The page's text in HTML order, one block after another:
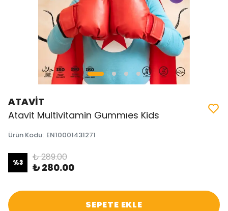
ATAVİT
Atavit Multivitamin Gummıes Kids
Ürün Kodu: EN10001431271
%3 ₺ 289.00
₺ 280.00
SEPETE EKLE